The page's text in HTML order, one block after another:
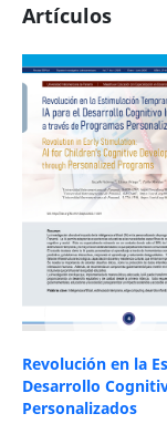
Artículos
Revolución en la
Desarrollo
Personalizados